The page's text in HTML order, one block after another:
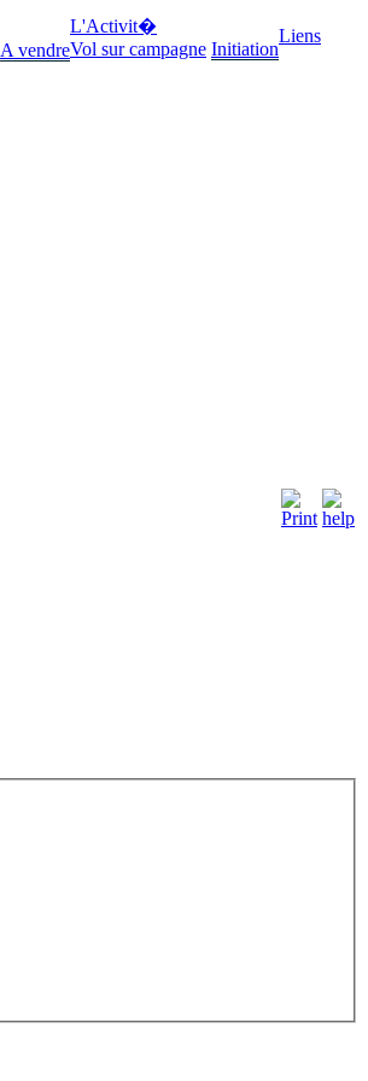
A vendre
L'Activit�
Vol sur campagne Initiation
Liens